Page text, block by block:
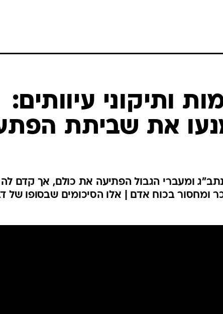
ותיקוני עיוותים:
את שביתת
ומעברי הגבול הפתיעה את כולם, אך קדם לה
ומחסור בכוח אדם | אלו הסיכומים שבסופו של